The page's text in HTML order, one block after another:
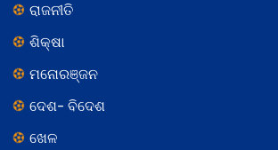
ରାଜନୀତି
ଶିକ୍ଷା
ମନୋରଞ୍ଜନ
ଦେଶ- ବିଦେଶ
ଖେଳ